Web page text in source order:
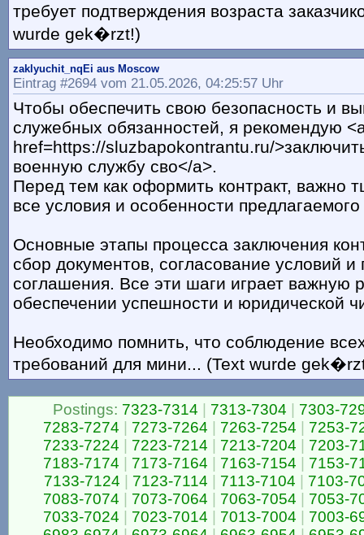
требует подтверждения возраста
wurde gek�rzt!)
zaklyuchit_nqEi aus Moscow
Eintrag #2694 vom 21.05.2026, 04:25:57 Uhr
Чтобы обеспечить свою безопасность и
служебных обязанностей, я рекомендую
href=https://sluzbapokontrantu.ru/
военную службу сво</a>.
Перед тем как оформить контракт, важно
все условия и особенности
Основные этапы процесса заключения
сбор документов, согласование условий и
соглашения. Все эти шаги играет важную
обеспечении успешности и юридической
Необходимо помнить, что соблюдение
требований для мини... (Text wurde
Postings: 7323-7314 7313-7304
7303-
7283-7274
7273-7264 7263-7254
7253-
7233-7224
7223-7214 7213-7204
7203-
7183-7174
7173-7164 7163-7154
7153-
7133-7124
7123-7114 7113-7104
7103-
7083-7074
7073-7064 7063-7054
7053-
7033-7024
7023-7014 7013-7004
7003-